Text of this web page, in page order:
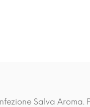
Salva Aroma.